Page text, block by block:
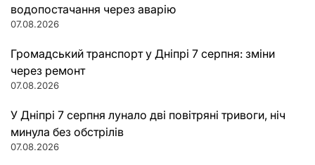
водопостачання через аварію
07.08.2026
Громадський транспорт у Дніпрі 7 серпня: зміни
через ремонт
07.08.2026
У Дніпрі 7 серпня лунало дві повітряні тривоги, ніч
минула без обстрілів
07.08.2026